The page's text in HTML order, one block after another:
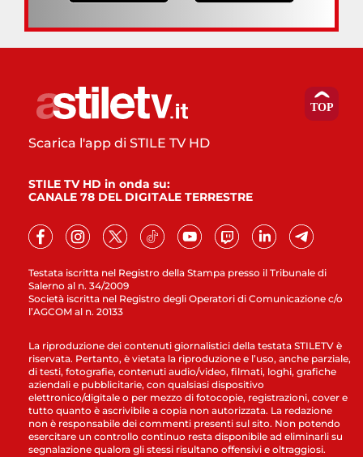
Testata iscritta nel Registro della Stampa presso il Tribunale di
Salerno al n. 34/2009
Società iscritta nel Registro degli Operatori di Comunicazione c/o
l’AGCOM al n. 20133
Scarica l'app di STILE TV HD
STILE TV HD in onda su:
CANALE 78 DEL DIGITALE TERRESTRE
La riproduzione dei contenuti giornalistici della testata STILETV è
riservata. Pertanto, è vietata la riproduzione e l’uso, anche parziale,
di testi, fotografie, contenuti audio/video, filmati, loghi, grafiche
aziendali e pubblicitarie, con qualsiasi dispositivo
elettronico/digitale o per mezzo di fotocopie, registrazioni, cover e
tutto quanto è ascrivibile a copia non autorizzata. La redazione
non è responsabile dei commenti presenti sul sito. Non potendo
esercitare un controllo continuo resta disponibile ad eliminarli su
segnalazione qualora gli stessi risultano offensivi e oltraggiosi.